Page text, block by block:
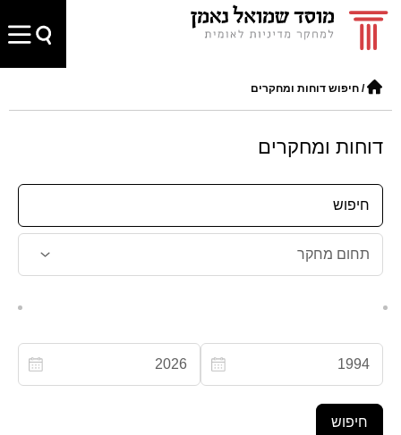
/ חיפוש דוחות ומחקרים
דוחות ומחקרים